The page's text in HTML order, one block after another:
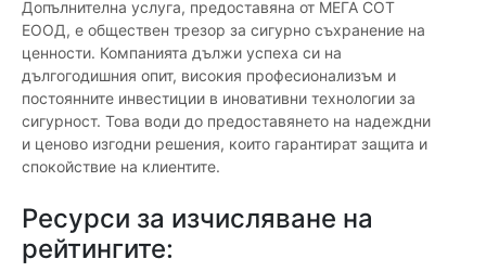
Допълнителна услуга, предоставяна от МЕГА СОТ
ЕООД, е обществен трезор за сигурно съхранение на
ценности. Компанията дължи успеха си на
дългогодишния опит, високия професионализъм и
постоянните инвестиции в иновативни технологии за
сигурност. Това води до предоставянето на надеждни
и ценово изгодни решения, които гарантират защита и
спокойствие на клиентите.
Ресурси за изчисляване на
рейтингите: